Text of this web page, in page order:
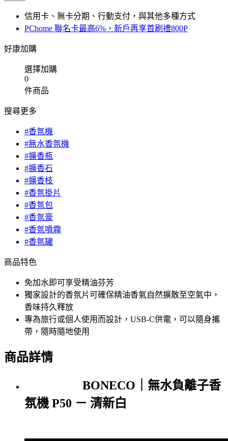
信用卡、無卡分期、行動支付，與其他多種方式
PChome 聯名卡最高6%，新戶再享首刷禮800P
好康加購
選擇加購
0
件商品
搜尋更多
#香氛機
#無水香氛機
#擴香瓶
#擴香石
#擴香枝
#香氛掛片
#香氛包
#香氛膏
#香氛噴霧
#香氛罐
商品特色
免加水即可享受精油芬芳
獨家設計的香氛片可確保精油香氣自然擴散至空氣中，
香味持久釋放
專為旅行或個人使用而設計，USB-C供電，可以隨身攜
帶，隨時隨地使用
商品詳情
BONECO｜無水負離子香
氛機 P50 － 清新白